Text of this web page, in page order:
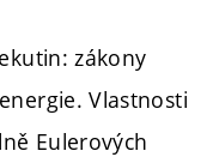
zákony
Vlastnosti
Eulerových